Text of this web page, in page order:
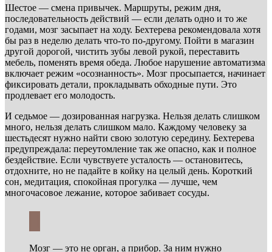
Шестое — смена привычек. Маршруты, режим дня,
последовательность действий — если делать одно и то же
годами, мозг засыпает на ходу. Бехтерева рекомендовала хотя
бы раз в неделю делать что-то по-другому. Пойти в магазин
другой дорогой, чистить зубы левой рукой, переставить
мебель, поменять время обеда. Любое нарушение автоматизма
включает режим «осознанность». Мозг просыпается, начинает
фиксировать детали, прокладывать обходные пути. Это
продлевает его молодость.
И седьмое — дозированная нагрузка. Нельзя делать слишком
много, нельзя делать слишком мало. Каждому человеку за
шестьдесят нужно найти свою золотую середину. Бехтерева
предупреждала: переутомление так же опасно, как и полное
бездействие. Если чувствуете усталость — остановитесь,
отдохните, но не падайте в койку на целый день. Короткий
сон, медитация, спокойная прогулка — лучше, чем
многочасовое лежание, которое забивает сосуды.
Мозг — это не орган, а прибор. За ним нужно